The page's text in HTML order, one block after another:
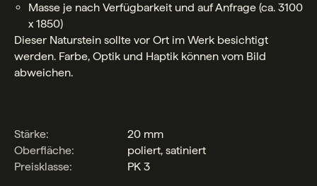
Masse je nach Verfügbarkeit und auf Anfrage (ca. 3100
x 1850)
Dieser Naturstein sollte vor Ort im Werk besichtigt
werden. Farbe, Optik und Haptik können vom Bild
abweichen.
Stärke:
20 mm
Oberfläche:
poliert, satiniert
Preisklasse:
PK 3